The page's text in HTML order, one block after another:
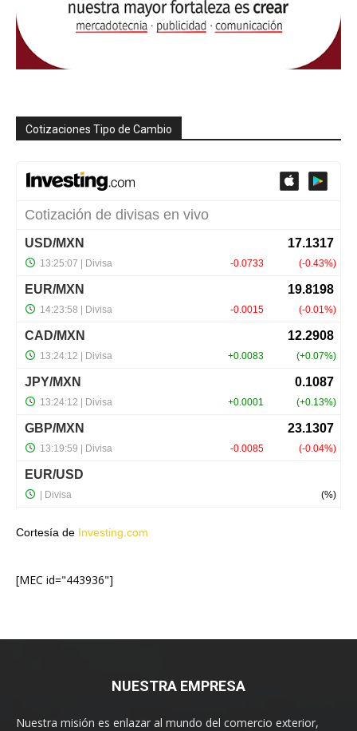
Cotizaciones Tipo de Cambio
Cortesía de Investing.com
[MEC id="443936"]
NUESTRA EMPRESA
Nuestra misión es enlazar al mundo del comercio exterior,